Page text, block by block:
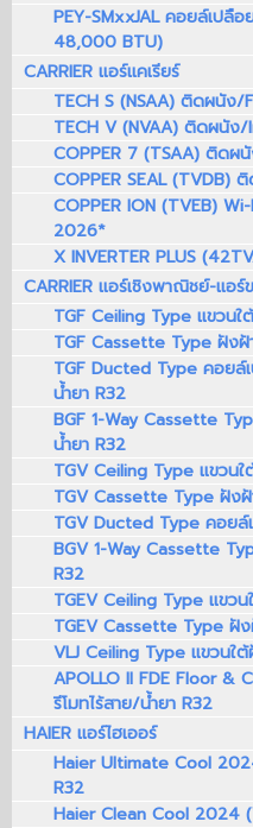
PEY-SMxxJAL คอยล์เป
48,000 BTU)
CARRIER แอร์แคเรียร์
TECH S (NSAA) ติดผนั
TECH V (NVAA) ติดผนั
COPPER 7 (TSAA) ติด
COPPER SEAL
COPPER ION (TVEB)
2026*
X INVERTER PLUS
CARRIER แอร์เชิงพาณิชย์-แอ
TGF Ceiling Type แขวน
TGF Cassette Type ฝัง
TGF Ducted Type คอย
น้ำยา R32
BGF 1-Way Cassette
น้ำยา R32
TGV Ceiling Type แขวน
TGV Cassette Type ฝัง
TGV Ducted Type คอย
BGV 1-Way Cassette
R32
TGEV Ceiling Type แขว
TGEV Cassette Type ฝั
VLJ Ceiling Type แขวนใ
APOLLO II FDE Floor
รีโมทไร้สาย/น้ำยา R32
HAIER แอร์ไฮเออร์
Haier Ultimate Cool
R32
Haier Clean Cool 2024